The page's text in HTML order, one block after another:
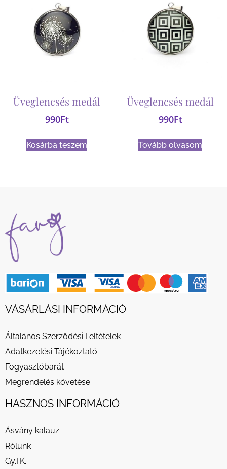
Üveglencsés medál
990Ft
Kosárba teszem
Üveglencsés medál
990Ft
Tovább olvasom
VÁSÁRLÁSI INFORMÁCIÓ
Általános Szerződési Feltételek
Adatkezelési Tájékoztató
Fogyasztóbarát
Megrendelés követése
HASZNOS INFORMÁCIÓ
Ásvány kalauz
Rólunk
Gy.I.K.